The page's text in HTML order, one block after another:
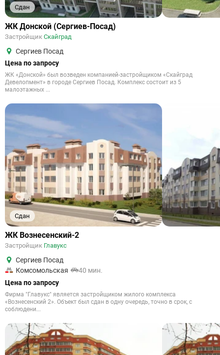
Сдан
ЖК Донской (Сергиев-Посад)
Застройщик Скайград
Сергиев Посад
Цена по запросу
ЖК «Донской» был возведен компанией-застройщиком «Скайград
Девелопмент» в городе Сергиев Посад. Комплекс состоит из 5
малоэтажных ...
Сдан
ЖК Вознесенский-2
Застройщик Главукс
Сергиев Посад
Комсомольская
40 мин.
Цена по запросу
Фирма "Главукс" является застройщиком жилого комплекса
«Вознесенский 2». Объект был сдан в одну очередь, точно в срок, с
соблюдени...